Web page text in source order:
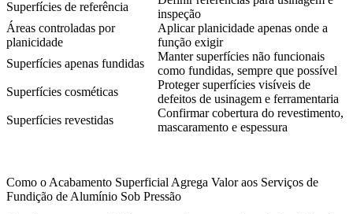
Superfícies de referência
inspeção
Áreas controladas por
planicidade
Aplicar planicidade apenas onde a
função exigir
Superfícies apenas fundidas
Manter superfícies não funcionais
como fundidas, sempre que possível
Superfícies cosméticas
Proteger superfícies visíveis de
defeitos de usinagem e ferramentaria
Superfícies revestidas
Confirmar cobertura do revestimento,
mascaramento e espessura
Como o Acabamento Superficial Agrega Valor aos Serviços de
Fundição de Alumínio Sob Pressão